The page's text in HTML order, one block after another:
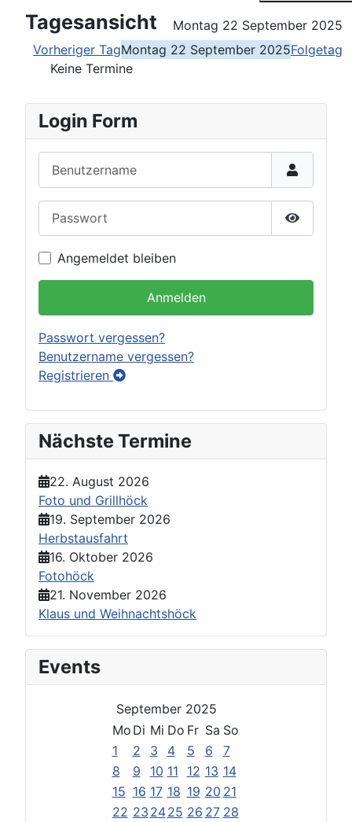
Tagesansicht
Montag 22 September 2025
Vorheriger TagMontag 22 September 2025Folgetag
Keine Termine
Login Form
Passwort
Angemeldet bleiben
Anmelden
Passwort vergessen?
Benutzername vergessen?
Registrieren
Nächste Termine
22. August 2026
Foto und Grillhöck
19. September 2026
Herbstausfahrt
16. Oktober 2026
Fotohöck
21. November 2026
Klaus und Weihnachtshöck
Events
September 2025
Mo Di Mi Do Fr Sa So
1
2 3 4 5 6
7
8
9 10 11 12 13 14
15 16 17 18 19 20 21
22 23 2425 26 27 28